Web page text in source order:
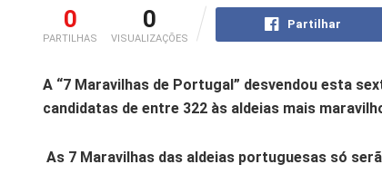
0
PARTILHAS
0
VISUALIZAÇÕES
Partilhar
A “7 Maravilhas de Portugal” desvendou esta
candidatas de entre 322 às aldeias mais
As 7 Maravilhas das aldeias portuguesas só